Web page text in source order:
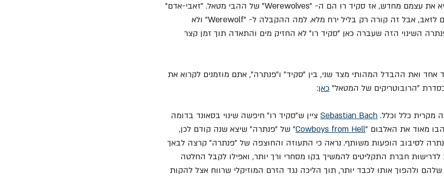
שלהם ל"שנות צורה" ולהמציא את עצמם מחדש, אז סקיד רו הם ה- "Werewolves" של ההבי מטאל. "זאבי-אדם"
שמסוגלים לשנות צורה מאדם לזאב, אבל זה קורה רק בליל ירח מלא. למה ההקבלה ל- "Werewolf" ולא
השינוי הזה שעברה כאן "סקיד רו" לא החזיק מים והתאדה תוך זמן קצר
אחד ואת ההבדל המהותי מצד שני, בין "סקיד" ו"פנתרה", אתם מוזמנים לקרוא את
"הרובוטריקים של המטאל" כאן:
מקרית כלל וכלל. Sebastian Bach ציין ש"סקיד רו" חיפשה שינוי בסאונד בדומה
מאוד את האלבום "Cowboys from Hell" של "פנתרה" שיצא שנה קודם לכן,
לסיבוב הופעות משותף. נראה כי התעוזה והחוצפה של "פנתרה" קרצה לבאך
לדרישות חברת התקליטים להמשיך בקו מסחרי ורך יותר, ואפילו לקבל החלטה
ולהפוך אותו לכבד יותר, תוך הליכה נגד הזרם המוזיקלי שרווח אצל להקות